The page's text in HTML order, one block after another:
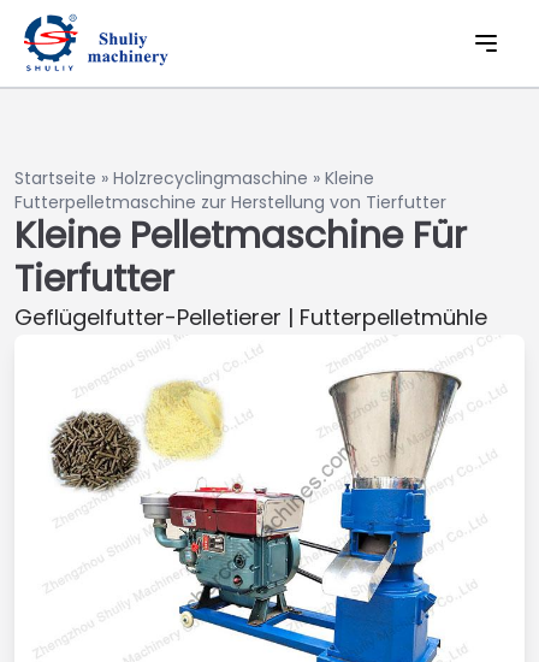
Startseite » Holzrecyclingmaschine » Kleine
Futterpelletmaschine zur Herstellung von Tierfutter
Kleine Pelletmaschine Für
Tierfutter
Geflügelfutter-Pelletierer | Futterpelletmühle